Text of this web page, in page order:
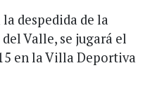
despedida de la
Valle, se jugará el
en la Villa Deportiva